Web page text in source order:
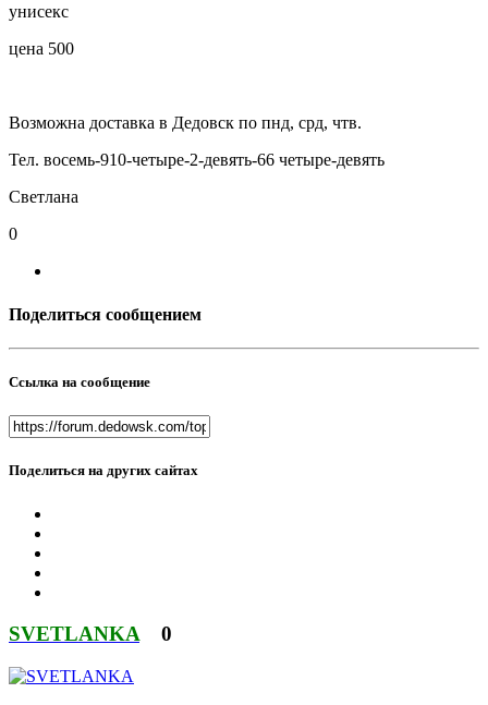
унисекс
цена 500
Возможна доставка в Дедовск по пнд, срд, чтв.
Тел. восемь-910-четыре-2-девять-66 четыре-девять
Светлана
0
Поделиться сообщением
Ссылка на сообщение
Поделиться на других сайтах
SVETLANKA 0